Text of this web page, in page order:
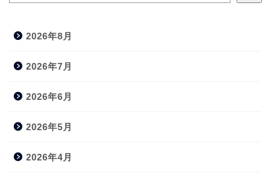
2026年8月
2026年7月
2026年6月
2026年5月
2026年4月